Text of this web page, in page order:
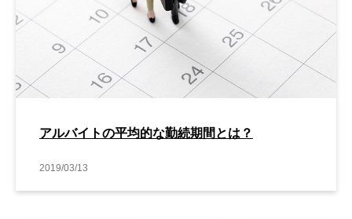
アルバイトの平均的な勤続期間とは？
2019/03/13